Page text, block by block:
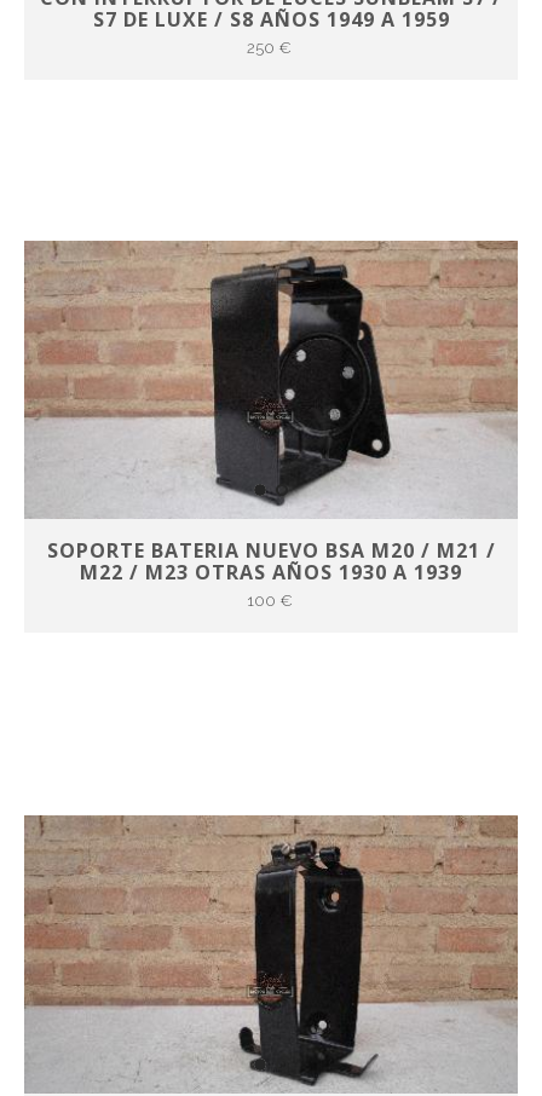
S7 DE LUXE / S8 AÑOS 1949 A 1959
250 €
SOPORTE BATERIA NUEVO BSA M20 / M21 /
M22 / M23 OTRAS AÑOS 1930 A 1939
100 €